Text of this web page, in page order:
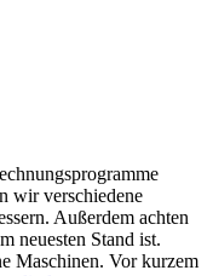
wir verschiedene
Außerdem achten
neuesten Stand ist.
Maschinen. Vor kurzem